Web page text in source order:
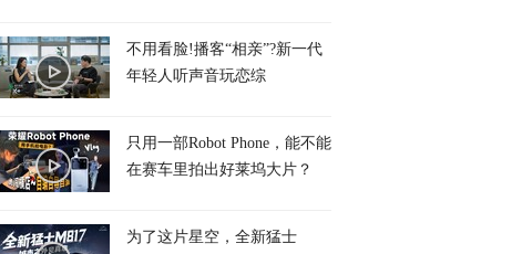
不用看脸!播客“相亲”?新一代
年轻人听声音玩恋综
只用一部Robot Phone，能不能
在赛车里拍出好莱坞大片？
为了这片星空，全新猛士